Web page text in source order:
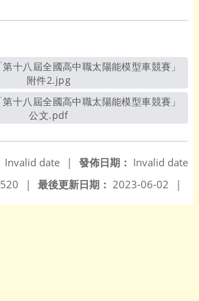
附件2.jpg另開新視窗
公文.pdf另開新視窗
發佈日期： Invalid date
Invalid date
|
最後更新日期： 2023-06-02 |
520 |